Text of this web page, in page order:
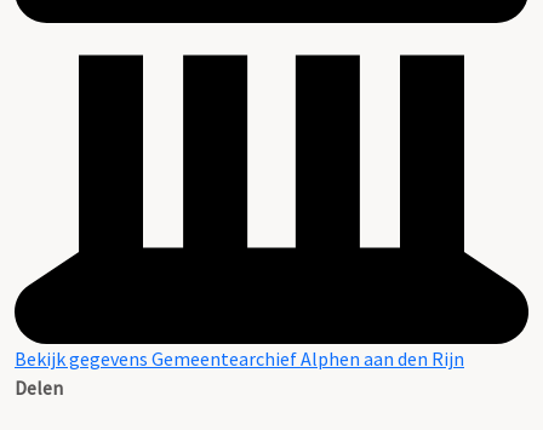
Bekijk gegevens Gemeentearchief Alphen aan den Rijn
Delen